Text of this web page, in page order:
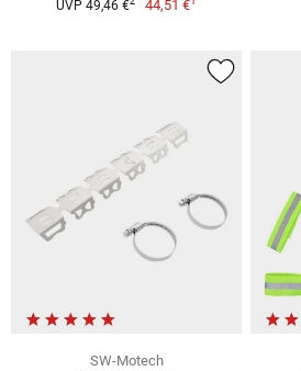
UVP 49,46 € 44,51 €
SW-Motech